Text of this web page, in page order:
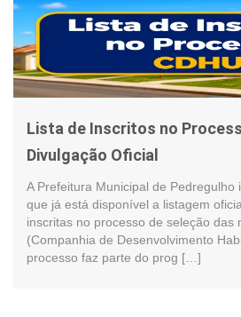
Lista de Inscritos no
Divulgação Oficial
A Prefeitura Municipal de Pedregulho
que já está disponível a listagem
inscritas no processo de seleção das
(Companhia de Desenvolvimento
processo faz parte do prog […]